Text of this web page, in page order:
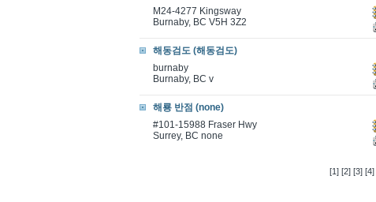
M24-4277 Kingsway
Burnaby, BC V5H 3Z2
해동검도 (해동검도)
burnaby
Burnaby, BC v
해룡 반점 (none)
#101-15988 Fraser Hwy
Surrey, BC none
[1] [2] [3] [4]